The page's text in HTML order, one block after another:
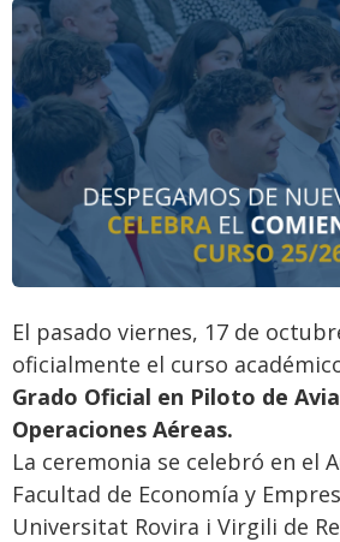
El pasado viernes, 17 de
oficialmente el curso
Grado Oficial en Piloto de
Operaciones Aéreas.
La ceremonia se celebró en el
Facultad de Economía y
Universitat Rovira i Virgili de